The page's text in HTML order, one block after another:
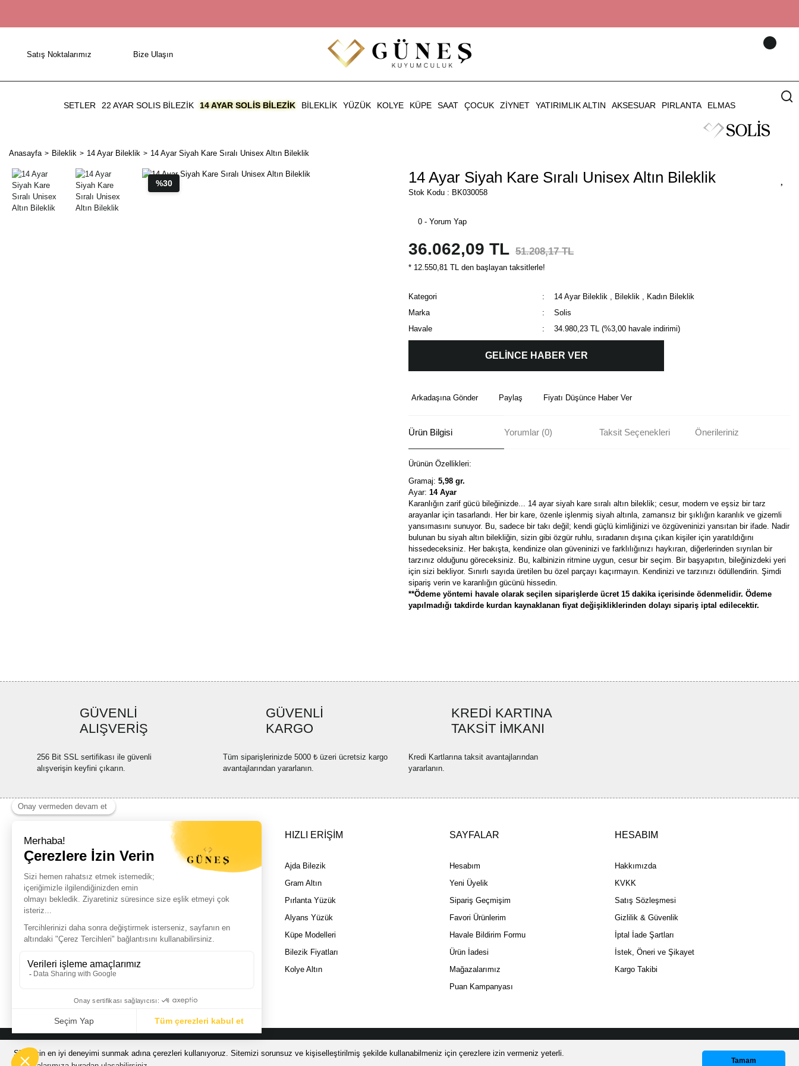
Sizin için en iyi deneyimi sunmak adına çerezleri kullanıyoruz. Sitemizi sorunsuz ve kişiselleştirilmiş şekilde kullanabilmeniz için çerezlere izin vermeniz yeterli.
Tamam
Whatsapp Destek
Satış Noktalarımız Bize Ulaşın
SETLER 22 AYAR SOLIS BİLEZİK 14 AYAR SOLIS BILEZIK BILEKLIK YÜZÜK KOLYE KÜPE SAAT ÇOCUK ZIYNET YATIRIMLIK ALTIN AKSESUAR PIRLANTA ELMAS
Anasayfa Bileklik 14 Ayar Bileklik 14 Ayar Siyah Kare Sıralı Unisex Altın Bileklik
%30 14 Ayar Siyah Kare Sıralı Unisex Altın Bileklik
Stok Kodu : BK030058
0 - Yorum Yap
36.062,09 TL 51.208,17 TL
* 12.550,81 TL den başlayan taksitlerle!
Kategori 14 Ayar Bileklik , Bileklik , Kadın Bileklik
Marka
Solis
Havale
34.980,23 TL (%3,00 havale indirimi)
GELİNCE HABER VER
Arkadaşına Gönder Paylaş Fiyatı Düşünce Haber Ver
Ürün Bilgisi Yorumlar (0) Taksit Seçenekleri Önerileriniz
Ürünün Özellikleri:
Gramaj: 5,98 gr.
Ayar: 14 Ayar
Karanlığın zarif gücü bileğinizde... 14 ayar siyah kare sıralı altın bileklik; cesur, modern ve eşsiz bir tarz
arayanlar için tasarlandı. Her bir kare, özenle işlenmiş siyah altınla, zamansız bir şıklığın karanlık ve gizemli
yansımasını sunuyor. Bu, sadece bir takı değil; kendi güçlü kimliğinizi ve özgüveninizi yansıtan bir ifade. Nadir
bulunan bu siyah altın bilekliğin, sizin gibi özgür ruhlu, sıradanın dışına çıkan kişiler için yaratıldığını
hissedeceksiniz. Her bakışta, kendinize olan güveninizi ve farklılığınızı haykıran, diğerlerinden sıyrılan bir
tarzınız olduğunu göreceksiniz. Bu, kalbinizin ritmine uygun, cesur bir seçim. Bir başyapıtın, bileğinizdeki yeri
için sizi bekliyor. Sınırlı sayıda üretilen bu özel parçayı kaçırmayın. Kendinizi ve tarzınızı ödüllendirin. Şimdi
sipariş verin ve karanlığın gücünü hissedin.
**Ödeme yöntemi havale olarak seçilen siparişlerde ücret 15 dakika içerisinde ödenmelidir. Ödeme
yapılmadığı takdirde kurdan kaynaklanan fiyat değişikliklerinden dolayı sipariş iptal edilecektir.
Ürün açıklamasında eksik bilgiler bulunuyor.
Ürün bilgilerinde hatalar bulunuyor.
Bu ürüne benzer farklı alternatifler olmalı.
GÜVENLİ
ALIŞVERİŞ
256 Bit SSL sertifikası ile güvenli
alışverişin keyfini çıkarın.
GÜVENLİ
KARGO
Tüm siparişlerinizde 5000 ₺ üzeri ücretsiz kargo
avantajlarından yararlanın.
KREDİ KARTINA
TAKSİT İMKANI
Kredi Kartlarına taksit avantajlarından
yararlanın.
HIZLI ERİŞİM
Ajda Bilezik
Gram Altın
Pırlanta Yüzük
Alyans Yüzük
Küpe Modelleri
Bilezik Fiyatları
Kolye Altın
SAYFALAR
Hesabım
Yeni Üyelik
Sipariş Geçmişim
Favori Ürünlerim
Havale Bildirim Formu
Ürün İadesi
Mağazalarımız
Puan Kampanyası
HESABIM
Hakkımızda
KVKK
Satış Sözleşmesi
Gizlilik & Güvenlik
İptal İade Şartları
İstek, Öneri ve Şikayet
Kargo Takibi